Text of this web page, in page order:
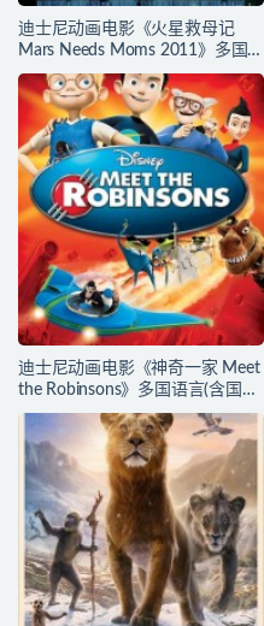
迪士尼动画电影《火星救母记
Mars Needs Moms 2011》多国
语言(含国语)+多国字幕(含中文)
官方纯净收藏版
720P/MKV/3.89G 动画片下载
迪士尼动画电影《神奇一家 Meet
the Robinsons》多国语言(含国
语)+多国字幕(含中文) 官方纯净收
藏版 720P/MKV/3.66G 动画片神
奇一家下载